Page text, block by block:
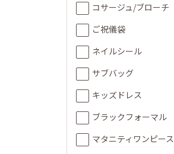
コサージュ/ブローチ
ご祝儀袋
ネイルシール
サブバッグ
キッズドレス
ブラックフォーマル
マタニティワンピース